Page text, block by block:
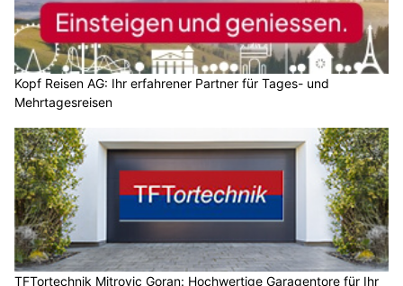
Kopf Reisen AG: Ihr erfahrener Partner für Tages- und
Mehrtagesreisen
TFTortechnik Mitrovic Goran: Hochwertige Garagentore für Ihr